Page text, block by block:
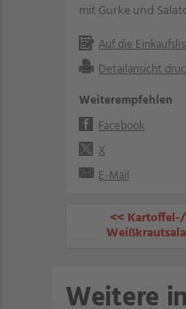
mit Gurke und
Auf die
Detailansicht
Weiterempfehlen
Facebook
X
E-Mail
<< Kartoffel-/
Weitere